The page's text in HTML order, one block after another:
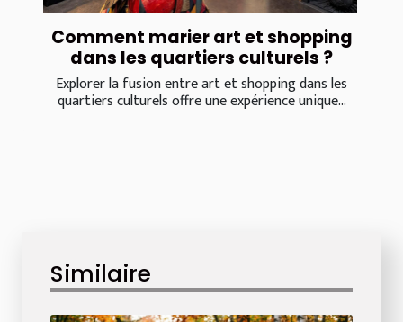
Comment marier art et shopping
dans les quartiers culturels ?
Explorer la fusion entre art et shopping dans les
quartiers culturels offre une expérience unique...
Similaire